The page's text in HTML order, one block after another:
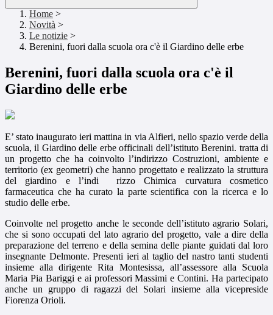
Home >
Novità >
Le notizie >
Berenini, fuori dalla scuola ora c'è il Giardino delle erbe
Berenini, fuori dalla scuola ora c'è il
Giardino delle erbe
E’ stato inaugurato ieri mattina in via Alfieri, nello spazio verde della
scuola, il Giardino delle erbe officinali dell’istituto Berenini. tratta di
un progetto che ha coinvolto l’indirizzo Costruzioni, ambiente e
territorio (ex geometri) che hanno progettato e realizzato la struttura
del giardino e l’indi rizzo Chimica curvatura cosmetico
farmaceutica che ha curato la parte scientifica con la ricerca e lo
studio delle erbe.
Coinvolte nel progetto anche le seconde dell’istituto agrario Solari,
che si sono occupati del lato agrario del progetto, vale a dire della
preparazione del terreno e della semina delle piante guidati dal loro
insegnante Delmonte. Presenti ieri al taglio del nastro tanti studenti
insieme alla dirigente Rita Montesissa, all’assessore alla Scuola
Maria Pia Bariggi e ai professori Massimi e Contini. Ha partecipato
anche un gruppo di ragazzi del Solari insieme alla vicepreside
Fiorenza Orioli.